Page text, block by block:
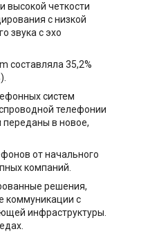
высокой четкости
с низкой
звука с эхо
составляла 35,2%
систем
телефонии
переданы в новое,
от начального
компаний.
решения,
коммуникации с
инфраструктуры.